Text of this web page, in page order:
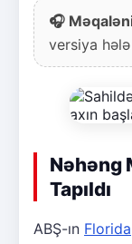
🎧
versiya hələ
Nəhəng
Tapıldı
ABŞ-ın Florida